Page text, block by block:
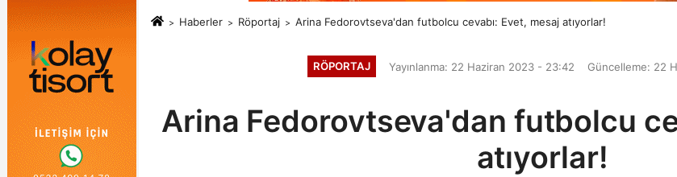
Haberler Röportaj Arina Fedorovtseva'dan futbolcu cevabı: Evet, mesaj atıyorlar!
RÖPORTAJ Yayınlanma: 22 Haziran 2023 - 23:42 Güncelleme: 22
Arina Fedorovtseva'dan futbolcu
atıyorlar!